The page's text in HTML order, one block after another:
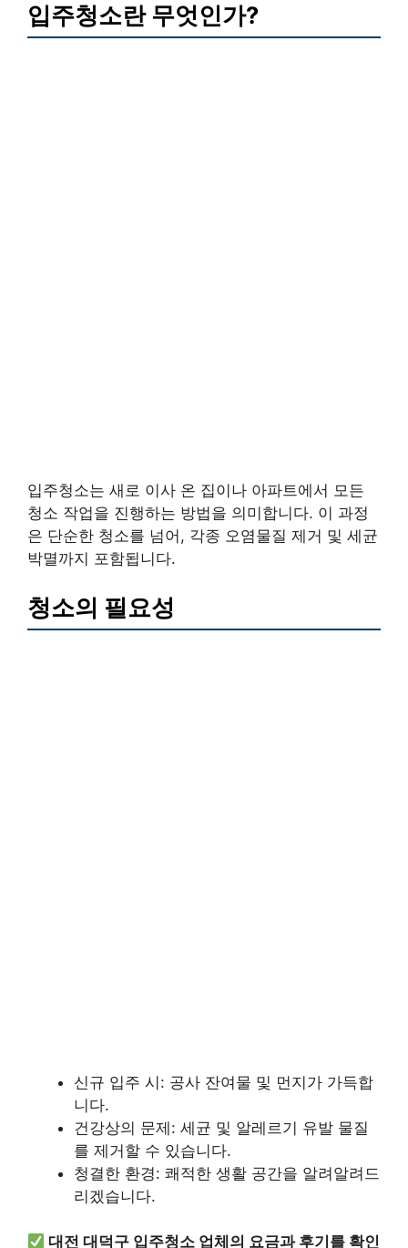
입주청소란 무엇인가?
입주청소는 새로 이사 온 집이나 아파트에서 모든
청소 작업을 진행하는 방법을 의미합니다. 이 과정
은 단순한 청소를 넘어, 각종 오염물질 제거 및 세균
박멸까지 포함됩니다.
청소의 필요성
신규 입주 시: 공사 잔여물 및 먼지가 가득합
니다.
건강상의 문제: 세균 및 알레르기 유발 물질
를 제거할 수 있습니다.
청결한 환경: 쾌적한 생활 공간을 알려알려드
리겠습니다.
대전 대덕구 입주청소 업체의 요금과 후기를 확인